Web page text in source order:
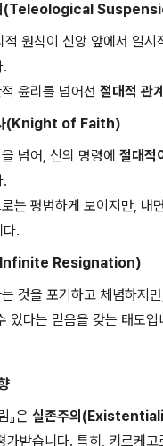
(Teleological
적 원칙이 신앙 앞에서 일시
.
윤리를 넘어선 절대적 관계
(Knight of Faith)
넘어, 신의 명령에 절대적
.
는 평범하게 보이지만, 내
.
Resignation)
것을 포기하고 체념하지
있다는 믿음을 갖는 태도입
』은 실존주의
가받습니다. 특히, 키르케고